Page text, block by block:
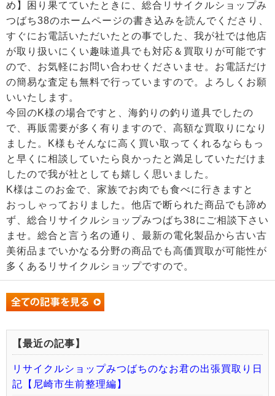
め】困り果てていたときに、総合リサイクルショップみ
つばち38のホームページの書き込みを読んでくださり、
すぐにお電話いただいたとの事でした、我が社では他店
が取り扱いにくい趣味道具でも対応＆買取りが可能です
ので、お気軽にお問い合わせくださいませ。お電話だけ
の簡易な査定も無料で行っていますので。よろしくお願
いいたします。
今回のK様の場合ですと、海釣りの釣り道具でしたの
で、再販需要が多く有りますので、高額な買取りになり
ました。K様もそんなに高く買い取ってくれるならもっ
と早くに相談していたら良かったと満足していただけま
したので我が社としても嬉しく思いました。
K様はこのお金で、家族でお肉でも食べに行きますと
おっしゃっておりました。他店で断られた商品でも諦め
ず、総合リサイクルショップみつばち38にご相談下さい
ませ。総合と言う名の通り、最新の電化製品から古い古
美術品までいかなる分野の商品でも高価買取が可能性が
多くあるリサイクルショップですので。
【最近の記事】
リサイクルショップみつばちのなお君の出張買取り日
記【尼崎市生前整理編】